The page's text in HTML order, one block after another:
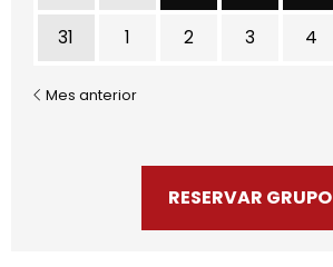
31 1 2 3 4
Mes anterior
RESERVAR GRUPO